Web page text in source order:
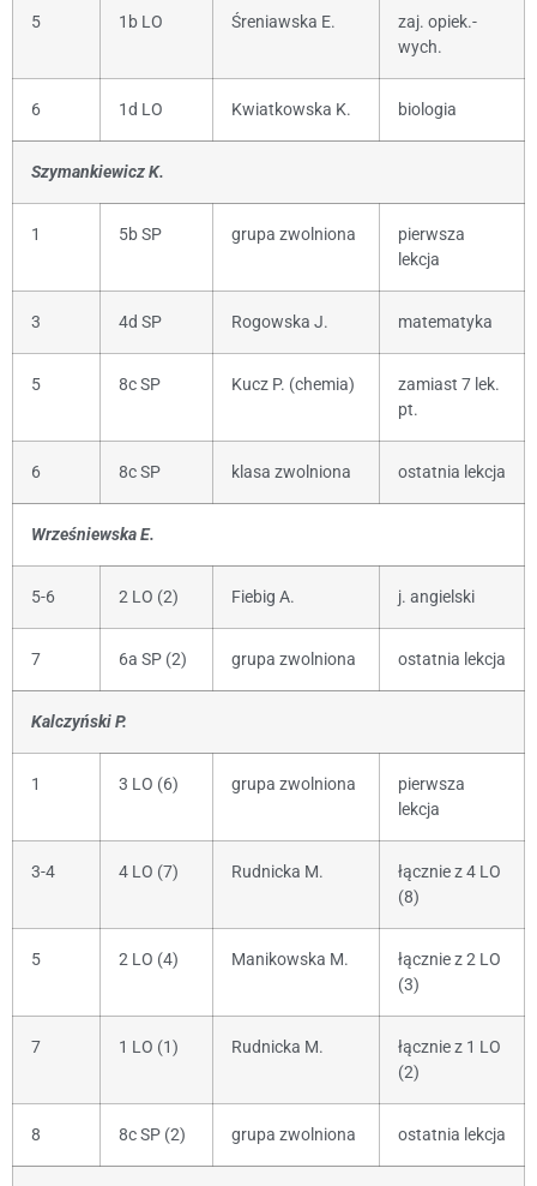
5 1b LO Śreniawska E.
zaj. opiek.-
wych.
6 1d LO Kwiatkowska K. biologia
Szymankiewicz K.
1 5b SP grupa zwolniona
pierwsza
lekcja
3 4d SP Rogowska J. matematyka
5 8c SP Kucz P. (chemia)
zamiast 7 lek.
pt.
6 8c SP klasa zwolniona ostatnia lekcja
Wrześniewska E.
5-6 2 LO (2) Fiebig A. j. angielski
7 6a SP (2) grupa zwolniona ostatnia lekcja
Kalczyński P.
1 3 LO (6) grupa zwolniona
pierwsza
lekcja
3-4 4 LO (7) Rudnicka M.
łącznie z 4 LO
(8)
5 2 LO (4) Manikowska M.
łącznie z 2 LO
(3)
7 1 LO (1) Rudnicka M.
łącznie z 1 LO
(2)
8 8c SP (2) grupa zwolniona ostatnia lekcja